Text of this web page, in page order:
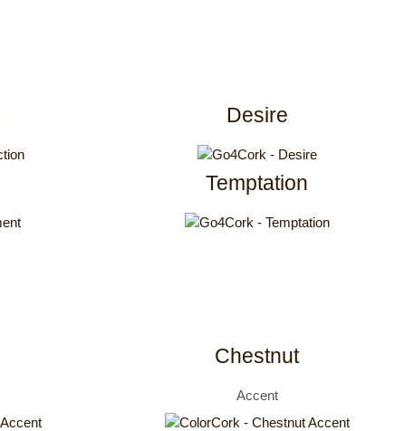
Desire
Temptation
Chestnut
Accent